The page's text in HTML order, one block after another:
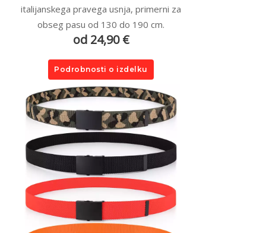
italijanskega pravega usnja, primerni za
obseg pasu od 130 do 190 cm.
od 24,90 €
Podrobnosti o izdelku